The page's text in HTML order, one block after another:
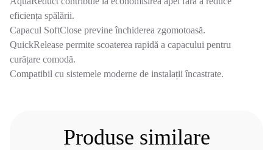
eficiența spălării.
Capacul SoftClose previne închiderea zgomotoasă.
QuickRelease permite scoaterea rapidă a capacului pentru
curățare comodă.
Compatibil cu sistemele moderne de instalații încastrate.
Produse similare